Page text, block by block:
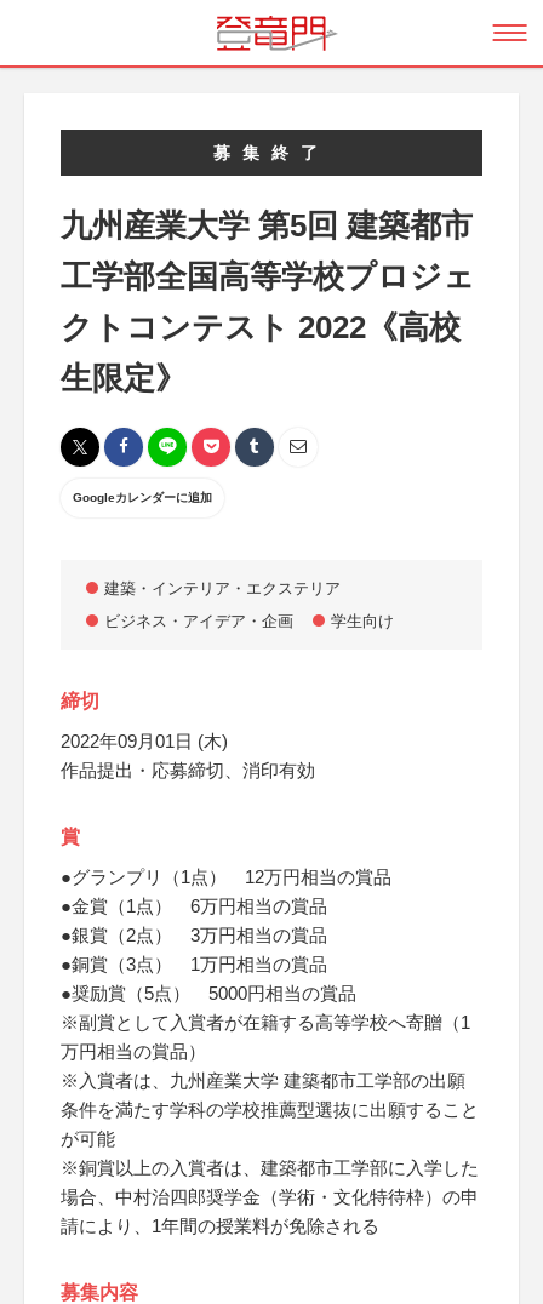
募集終了
九州産業大学 第5回 建築都市
工学部全国高等学校プロジェ
クトコンテスト 2022《高校
生限定》
Googleカレンダーに追加
建築・インテリア・エクステリア
ビジネス・アイデア・企画
学生向け
締切
2022年09月01日 (木)
作品提出・応募締切、消印有効
賞
●グランプリ（1点） 12万円相当の賞品
●金賞（1点） 6万円相当の賞品
●銀賞（2点） 3万円相当の賞品
●銅賞（3点） 1万円相当の賞品
●奨励賞（5点） 5000円相当の賞品
※副賞として入賞者が在籍する高等学校へ寄贈（1
万円相当の賞品）
※入賞者は、九州産業大学 建築都市工学部の出願
条件を満たす学科の学校推薦型選抜に出願すること
が可能
※銅賞以上の入賞者は、建築都市工学部に入学した
場合、中村治四郎奨学金（学術・文化特待枠）の申
請により、1年間の授業料が免除される
募集内容